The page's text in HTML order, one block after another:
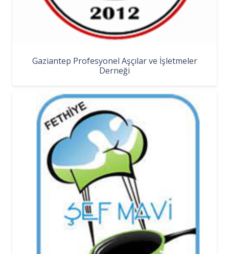
Gaziantep Profesyonel Aşçılar ve İşletmeler
Derneği